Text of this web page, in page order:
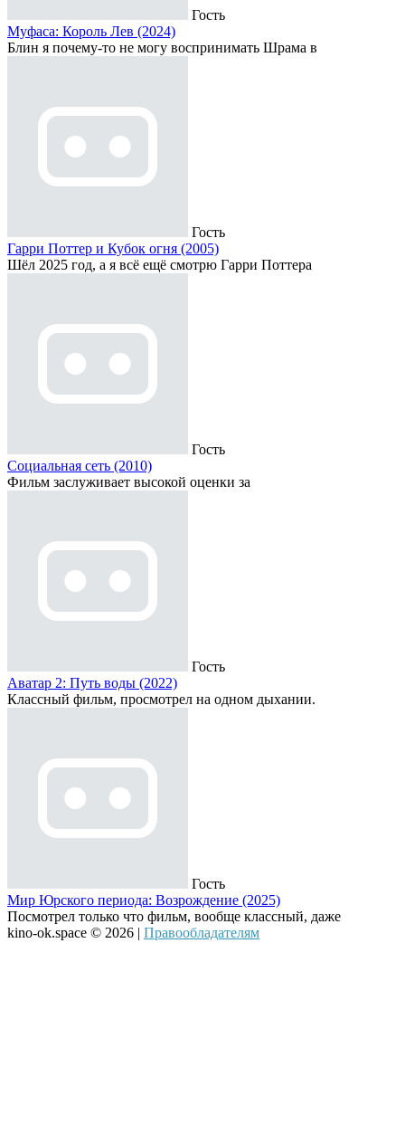
Гость
Муфаса: Король Лев (2024)
Блин я почему-то не могу воспринимать Шрама в
Гость
Гарри Поттер и Кубок огня (2005)
Шёл 2025 год, а я всё ещё смотрю Гарри Поттера
Гость
Социальная сеть (2010)
Фильм заслуживает высокой оценки за
Гость
Аватар 2: Путь воды (2022)
Классный фильм, просмотрел на одном дыхании.
Гость
Мир Юрского периода: Возрождение (2025)
Посмотрел только что фильм, вообще классный, даже
kino-ok.space © 2026 | Правообладателям